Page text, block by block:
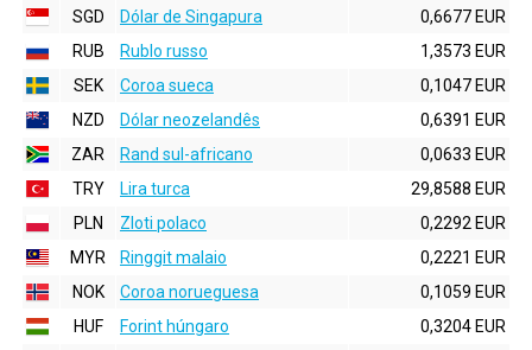
SGD
Dólar de Singapura
0,6677 EUR
RUB
Rublo russo
1,3573 EUR
SEK
Coroa sueca
0,1047 EUR
NZD
Dólar neozelandês
0,6391 EUR
ZAR
Rand sul-africano
0,0633 EUR
TRY
Lira turca
29,8588 EUR
PLN
Zloti polaco
0,2292 EUR
MYR
Ringgit malaio
0,2221 EUR
NOK
Coroa norueguesa
0,1059 EUR
HUF
Forint húngaro
0,3204 EUR